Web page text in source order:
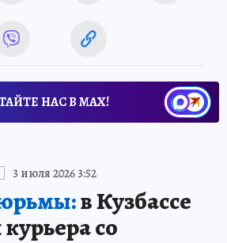
НАС В МАХ!
3 июля 2026 3:52
в Кузбассе
со